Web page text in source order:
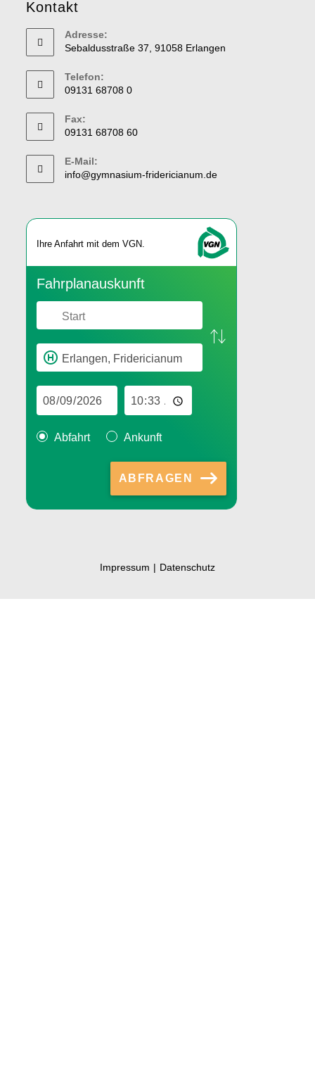
Kontakt
Adresse:
Sebaldusstraße 37, 91058 Erlangen
Telefon:
09131 68708 0
Fax:
09131 68708 60
E-Mail:
info@gymnasium-fridericianum.de
Ihre An­fahrt mit dem VGN.
Fahr­plan­aus­kunft
Abfahrt Ankunft
ABFRAGEN
Impressum Datenschutz